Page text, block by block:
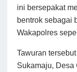
ini bersepakat
bentrok sebagai
Wakapolres
Tawuran
Sukamaju, Desa